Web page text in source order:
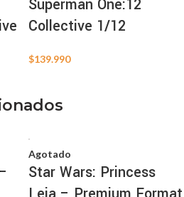
Superman One:12
Collective 1/12
$139.990
Agotado
Star Wars: Princess